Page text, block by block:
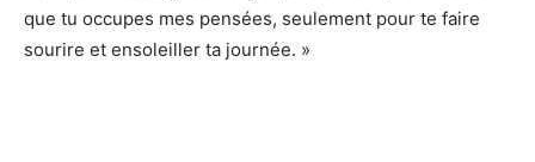
que tu occupes mes pensées, seulement pour te faire
sourire et ensoleiller ta journée. »